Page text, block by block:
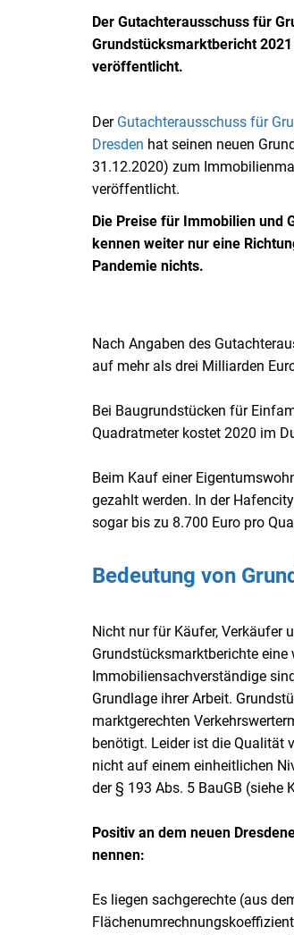
Der Gutachterausschuss für
Grundstücksmarktbericht
veröffentlicht.
Der Gutachterausschuss für
Dresden hat seinen neuen
31.12.2020) zum
veröffentlicht.
Die Preise für Immobilien und
kennen weiter nur eine
Pandemie nichts.
Nach Angaben des
auf mehr als drei Milliarden
Bei Baugrundstücken für
Quadratmeter kostet 2020 im
Beim Kauf einer
gezahlt werden. In der
sogar bis zu 8.700 Euro pro
Bedeutung von
Nicht nur für Käufer, Verkäufer
Grundstücksmarktberichte
Immobiliensachverständige
Grundlage ihrer Arbeit.
marktgerechten
benötigt. Leider ist die Qualität
nicht auf einem einheitlichen
der § 193 Abs. 5 BauGB (siehe
Positiv an dem neuen
nennen:
Es liegen sachgerechte (aus